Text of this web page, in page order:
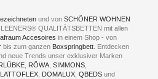
Terminreservierung
und vonSCHÖNER WOHNEN
QUALITÄTSBETTEN mit allen
Accesoires in einem Shop - von
bis zum ganzen Boxspringbett . Entdecken
neue Trends unser exklusiver Marken
RÖWA ,SIMMONS
LATTOFLEX DOMALUX ,QBEDS und